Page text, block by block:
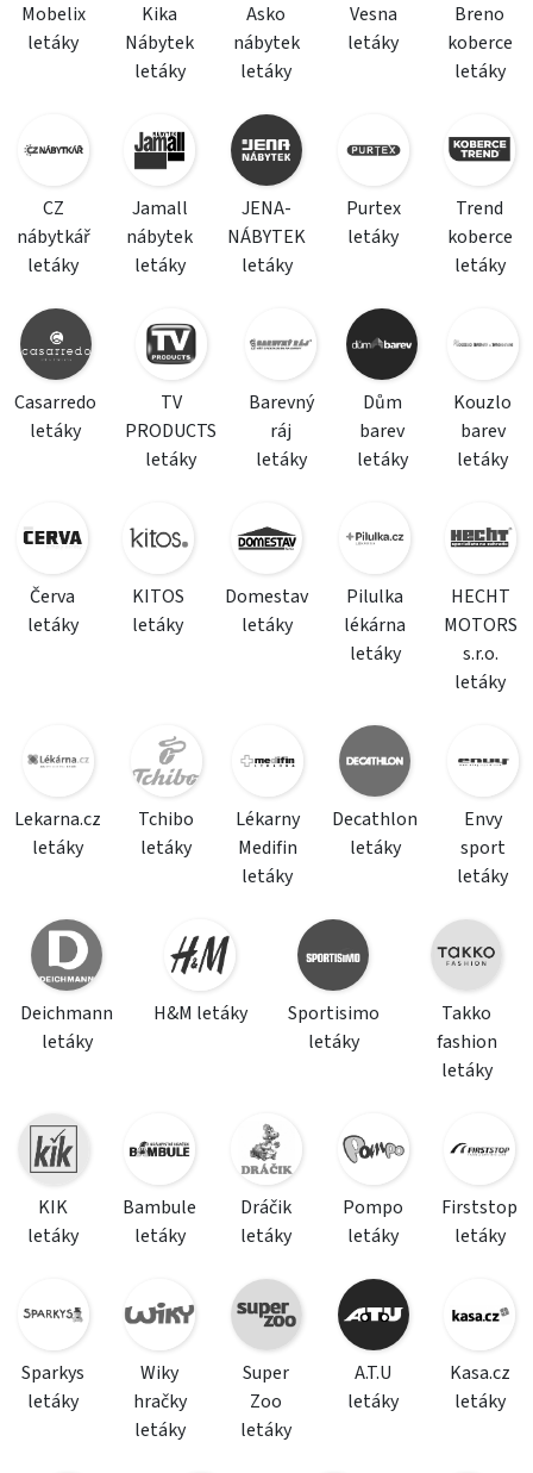
Mobelix
letáky
Kika
Nábytek
letáky
Asko
nábytek
letáky
Vesna
letáky
Breno
koberce
letáky
CZ
nábytkář
letáky
Jamall
nábytek
letáky
JENA-
NÁBYTEK
letáky
Purtex
letáky
Trend
koberce
letáky
Casarredo
letáky
TV
PRODUCTS
letáky
Barevný
ráj
letáky
Dům
barev
letáky
Kouzlo
barev
letáky
Červa
letáky
KITOS
letáky
Domestav
letáky
Pilulka
lékárna
letáky
HECHT
MOTORS
s.r.o.
letáky
Lekarna.cz
letáky
Tchibo
letáky
Lékarny
Medifin
letáky
Decathlon
letáky
Envy
sport
letáky
Deichmann
letáky
H&M letáky
Sportisimo
letáky
Takko
fashion
letáky
KIK
letáky
Bambule
letáky
Dráčik
letáky
Pompo
letáky
Firststop
letáky
Sparkys
letáky
Wiky
hračky
letáky
Super
Zoo
letáky
A.T.U
letáky
Kasa.cz
letáky